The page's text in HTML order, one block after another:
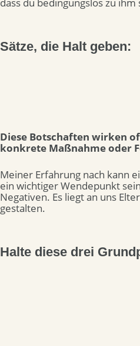
Sätze, die Halt geben:
Diese Botschaften wirken
konkrete Maßnahme oder
Meiner Erfahrung nach kann
ein wichtiger Wendepunkt
Negativen. Es liegt an uns
gestalten.
Halte diese drei